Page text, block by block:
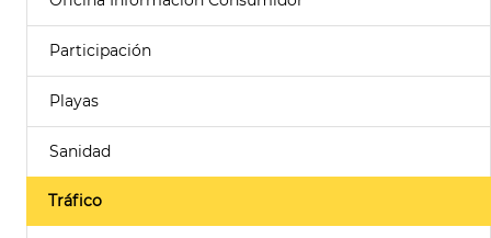
Participación
Playas
Sanidad
Tráfico